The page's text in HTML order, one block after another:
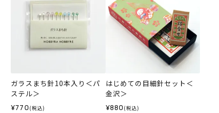
ガラスまち針10本入り＜パ
ステル＞
¥770 (税込)
はじめての目細針セット＜
金沢＞
¥880 (税込)